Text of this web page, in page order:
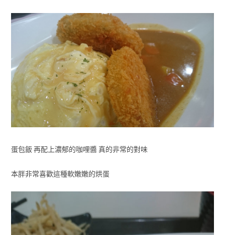
蛋包飯 再配上濃郁的咖哩醬 真的非常的對味
本胖非常喜歡這種軟嫩嫩的烘蛋